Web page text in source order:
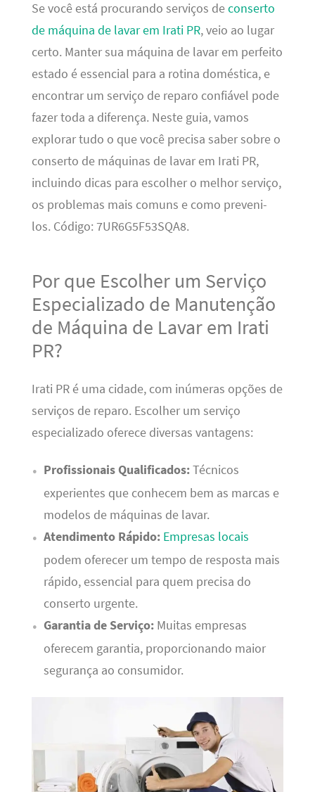
Se você está procurando serviços deconserto
de máquina de lavar em Irati PR, veio ao lugar
certo. Manter sua máquina de lavar em perfeito
estado é essencial para a rotina doméstica, e
encontrar um serviço de reparo confiável pode
fazer toda a diferença. Neste guia, vamos
explorar tudo o que você precisa saber sobre o
conserto de máquinas de lavar em Irati PR,
incluindo dicas para escolher o melhor serviço,
os problemas mais comuns e como preveni-
los. Código: 7UR6G5F53SQA8.
Por que Escolher um Serviço
Especializado de Manutenção
de Máquina de Lavar em Irati
PR?
Irati PR é uma cidade, com inúmeras opções de
serviços de reparo. Escolher um serviço
especializado oferece diversas vantagens:
Profissionais Qualificados:Técnicos
experientes que conhecem bem as marcas e
modelos de máquinas de lavar.
Atendimento Rápido: Empresas locais
podem oferecer um tempo de resposta mais
rápido, essencial para quem precisa do
conserto urgente.
Garantia de Serviço:Muitas empresas
oferecem garantia, proporcionando maior
segurança ao consumidor.